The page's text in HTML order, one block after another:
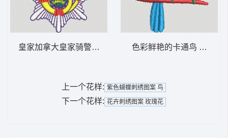
皇家加拿大皇家骑警徽章 章标 色彩鲜艳的卡通鸟 鹦鹉 鸟
上一个花样: 紫色蝴蝶刺绣图案 鸟
下一个花样: 花卉刺绣图案 玫瑰花